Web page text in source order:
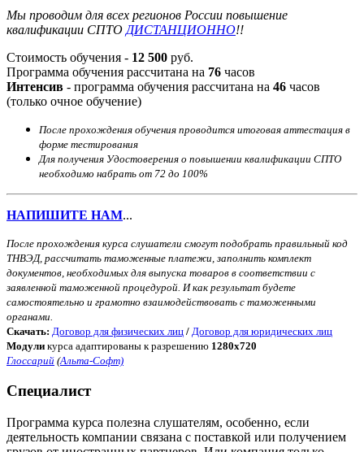
Мы проводим для всех регионов России повышение
квалификации СПТО ДИСТАНЦИОННО!!
Стоимость обучения - 12 500 руб.
Программа обучения рассчитана на 76 часов
Интенсив - программа обучения рассчитана на 46 часов
(только очное обучение)
После прохождения обучения проводится итоговая аттестация в
форме тестирования
Для получения Удостоверения о повышении квалификации СПТО
необходимо набрать от 72 до 100%
НАПИШИТЕ НАМ...
После прохождения курса слушатели смогут подобрать правильный код
ТНВЭД, рассчитать таможенные платежи, заполнить комплект
документов, необходимых для выпуска товаров в соответствии с
заявленной таможенной процедурой. И как результат будете
самостоятельно и грамотно взаимодействовать с таможенными
органами.
Скачать: Договор для физических лиц / Договор для юридических лиц
Модули курса адаптированы к разрешению 1280x720
Глоссарий (Альта-Софт)
Специалист
Программа курса полезна слушателям, особенно, если
деятельность компании связана с поставкой или получением